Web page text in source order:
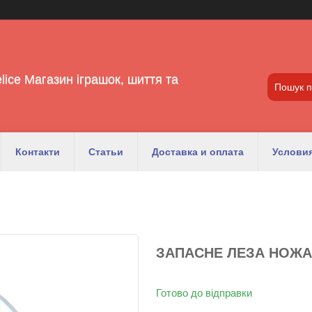
Магазин іграшок, шиття та
Контакти Статьи Доставка и оплата
ЗАПАСНЕ ЛЕЗА НОЖА
Готово до відправки